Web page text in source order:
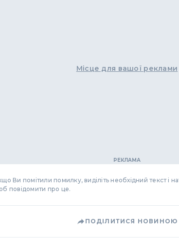
Місце для вашої реклами
Ви помітили помилку, виділіть необхідний текст і
повідомити про це.
ПОДІЛИТИСЯ НОВИНОЮ